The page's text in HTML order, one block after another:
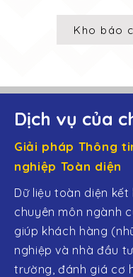
Kho báo
Dịch vụ của
Giải pháp Thông
nghiệp Toàn diện
Dữ liệu toàn diện kết
chuyên môn ngành
giúp khách hàng
nghiệp và nhà đầu
trường, đánh giá cơ